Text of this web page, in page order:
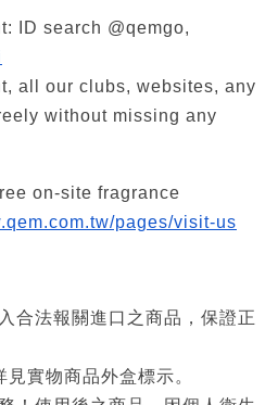
ID search @qemgo,
all our clubs, websites, any
without missing any
on-site fragrance
pages/visit-us
合法報關進口之商品，保證正
實物商品外盒標示。